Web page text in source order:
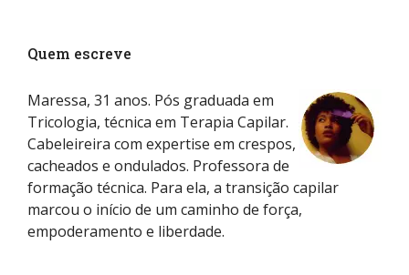
Quem escreve
Maressa, 31 anos. Pós graduada em
Tricologia, técnica em Terapia Capilar.
Cabeleireira com expertise em crespos,
cacheados e ondulados. Professora de
formação técnica. Para ela, a transição capilar
marcou o início de um caminho de força,
empoderamento e liberdade.